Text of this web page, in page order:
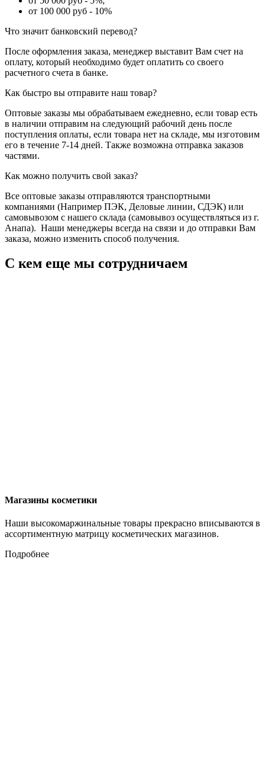
от 100 000 руб - 10%
Что значит банковский перевод?
После оформления заказа, менеджер выставит Вам счет на
оплату, который необходимо будет оплатить со своего
расчетного счета в банке.
Как быстро вы отправите наш товар?
Оптовые заказы мы обрабатываем ежедневно, если товар есть
в наличии отправим на следующий рабочий день после
поступления оплаты, если товара нет на складе, мы изготовим
его в течение 7-14 дней. Также возможна отправка заказов
частями.
Как можно получить свой заказ?
Все оптовые заказы отправляются транспортными
компаниями (Например ПЭК, Деловые линии, СДЭК) или
самовывозом с нашего склада (самовывоз осуществляться из г.
Анапа). Наши менеджеры всегда на связи и до отправки Вам
заказа, можно изменить способ получения.
С кем еще мы сотрудничаем
Магазины косметики
Наши высокомаржинальные товары прекрасно вписываются в
ассортиментную матрицу косметических магазинов.
Подробнее